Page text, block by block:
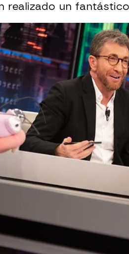
realizado un
de 2021, 22:34
han retado a
sincera y